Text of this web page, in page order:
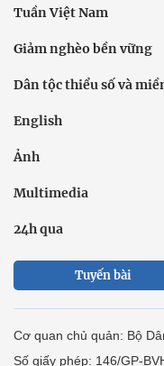
Tuần Việt Nam
Giảm nghèo bền vững
Dân tộc thiểu số và
English
Ảnh
Multimedia
24h qua
Tuyến bài
Cơ quan chủ quản: Bộ
Số giấy phép: 146/GP-